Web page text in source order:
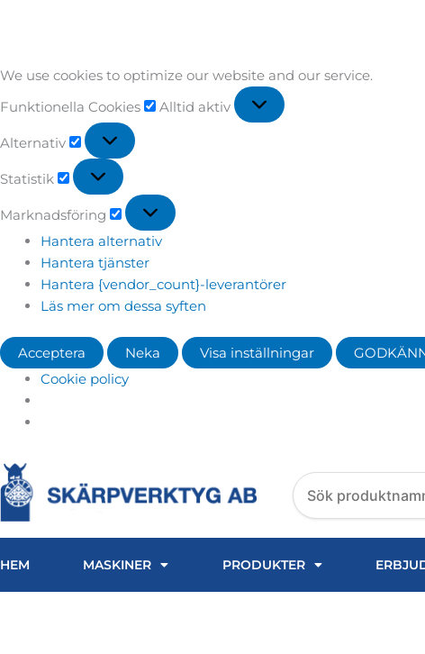
We use cookies to optimize our website and our service.
Funktionella Cookies
Alltid aktiv
Alternativ
Statistik
Marknadsföring
Hantera alternativ
Hantera tjänster
Hantera {vendor_count}-leverantörer
Läs mer om dessa syften
Acceptera Neka Visa inställningar
Cookie policy
Search
products
HEM MASKINER PRODUKTER